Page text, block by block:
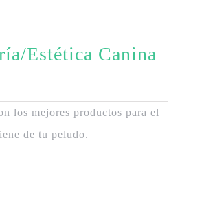
Estética Canina
los mejores productos para el
de tu peludo.